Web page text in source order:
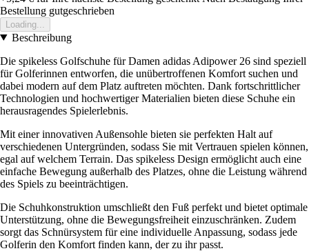
Bestellung gutgeschrieben
Loading...
Beschreibung
Die spikeless Golfschuhe für Damen adidas Adipower 26 sind speziell
für Golferinnen entworfen, die unübertroffenen Komfort suchen und
dabei modern auf dem Platz auftreten möchten. Dank fortschrittlicher
Technologien und hochwertiger Materialien bieten diese Schuhe ein
herausragendes Spielerlebnis.
Mit einer innovativen Außensohle bieten sie perfekten Halt auf
verschiedenen Untergründen, sodass Sie mit Vertrauen spielen können,
egal auf welchem Terrain. Das spikeless Design ermöglicht auch eine
einfache Bewegung außerhalb des Platzes, ohne die Leistung während
des Spiels zu beeinträchtigen.
Die Schuhkonstruktion umschließt den Fuß perfekt und bietet optimale
Unterstützung, ohne die Bewegungsfreiheit einzuschränken. Zudem
sorgt das Schnürsystem für eine individuelle Anpassung, sodass jede
Golferin den Komfort finden kann, der zu ihr passt.